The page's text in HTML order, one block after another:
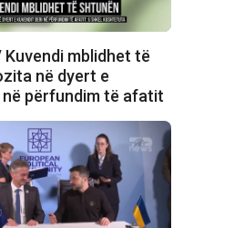
Kuvendi mblidhet të
në dyert e
në përfundim të afatit